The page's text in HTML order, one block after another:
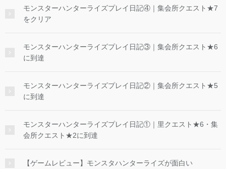
モンスターハンターライズプレイ日記④｜集会所クエスト★7
をクリア
モンスターハンターライズプレイ日記③｜集会所クエスト★6
に到達
モンスターハンターライズプレイ日記②｜集会所クエスト★5
に到達
モンスターハンターライズプレイ日記①｜里クエスト★6・集
会所クエスト★2に到達
【ゲームレビュー】モンスタハンターライズが面白い